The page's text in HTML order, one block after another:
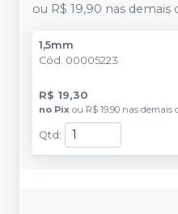
ou R$ 19,90 nas demais
1,5mm
Cód. 00005223
R$ 19,30
no Pix ou R$ 19,90 nas demais
Qtd :